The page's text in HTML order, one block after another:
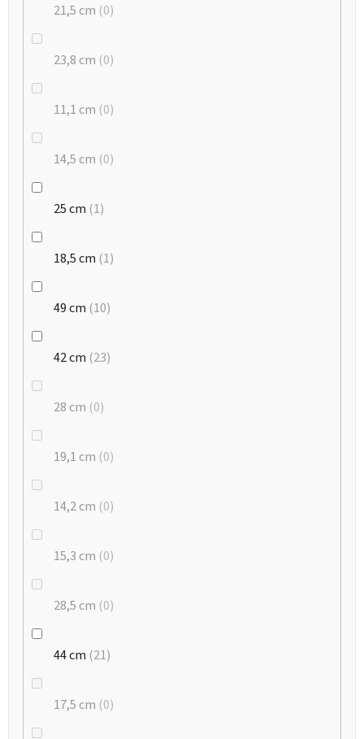
21,5 cm 0
23,8 cm 0
11,1 cm 0
14,5 cm 0
25 cm 1
18,5 cm 1
49 cm 10
42 cm 23
28 cm 0
19,1 cm 0
14,2 cm 0
15,3 cm 0
28,5 cm 0
44 cm 21
17,5 cm 0